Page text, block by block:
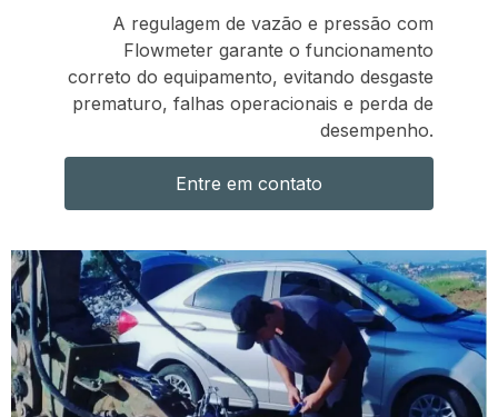
A regulagem de vazão e pressão com
Flowmeter garante o funcionamento
correto do equipamento, evitando desgaste
prematuro, falhas operacionais e perda de
desempenho.
Entre em contato